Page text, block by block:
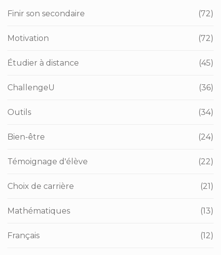
Finir son secondaire (72)
Motivation (72)
Étudier à distance (45)
ChallengeU (36)
Outils (34)
Bien-être (24)
Témoignage d'élève (22)
Choix de carrière (21)
Mathématiques (13)
Français (12)